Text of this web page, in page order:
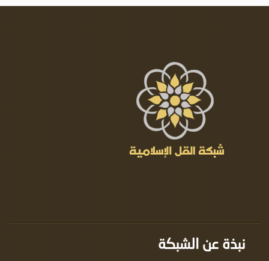
نبذة عن الشبكة